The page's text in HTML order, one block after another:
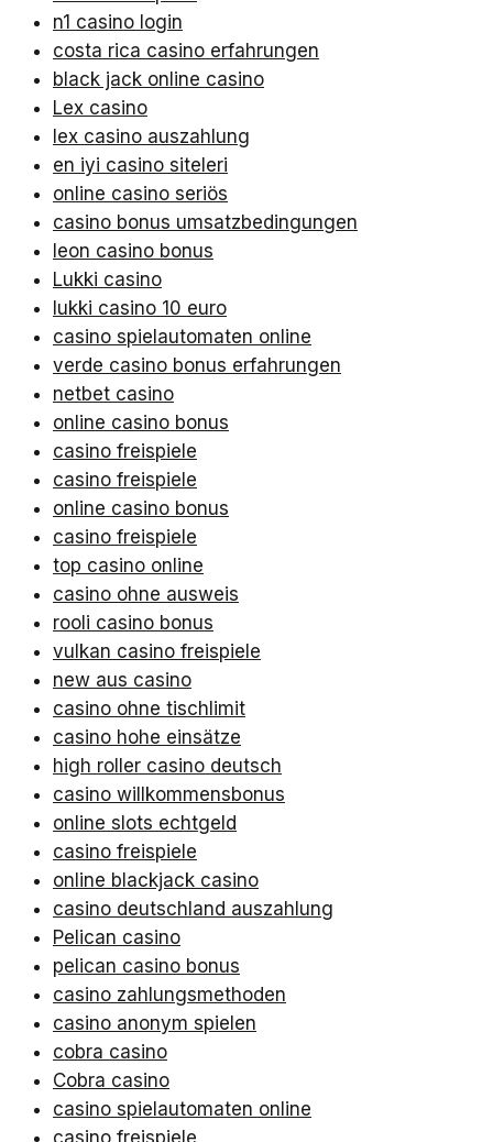
n1 casino login
costa rica casino erfahrungen
black jack online casino
Lex casino
lex casino auszahlung
en iyi casino siteleri
online casino seriös
casino bonus umsatzbedingungen
leon casino bonus
Lukki casino
lukki casino 10 euro
casino spielautomaten online
verde casino bonus erfahrungen
netbet casino
online casino bonus
casino freispiele
casino freispiele
online casino bonus
casino freispiele
top casino online
casino ohne ausweis
rooli casino bonus
vulkan casino freispiele
new aus casino
casino ohne tischlimit
casino hohe einsätze
high roller casino deutsch
casino willkommensbonus
online slots echtgeld
casino freispiele
online blackjack casino
casino deutschland auszahlung
Pelican casino
pelican casino bonus
casino zahlungsmethoden
casino anonym spielen
cobra casino
Cobra casino
casino spielautomaten online
casino freispiele